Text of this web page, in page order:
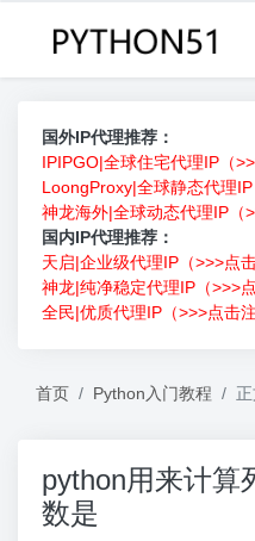
国外IP代理推荐：
IPIPGO|全球住宅代理IP（
LoongProxy|全球静态代理IP
神龙海外|全球动态代理IP（
国内IP代理推荐：
天启|企业级代理IP（>>>点
神龙|纯净稳定代理IP（>>>
全民|优质代理IP（>>>点击
首页 Python入门教程
python用来计算
数是